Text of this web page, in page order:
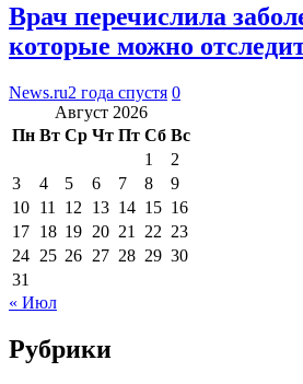
Врач перечислила
которые можно
News.ru2 года спустя 0
Август 2026
Пн Вт Ср Чт Пт Сб Вс
1
2
3
4 5 6 7 8
9
10 11 12 13 14 15 16
17 18 19 20 21 22 23
24 25 26 27 28 29 30
31
« Июл
Рубрики